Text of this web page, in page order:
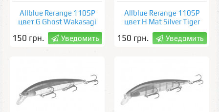
Allblue Rerange 110SP
цвет G Ghost Wakasagi
150 грн. Уведомить
Allblue Rerange 110SP
цвет H Mat Silver Tiger
150 грн. Уведомить